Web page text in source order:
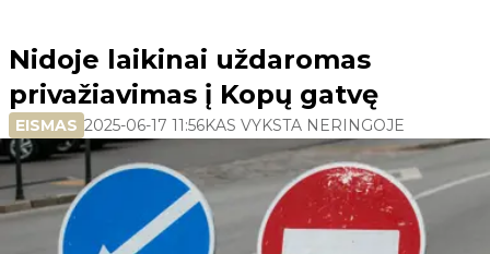
Nidoje laikinai uždaromas
privažiavimas į Kopų gatvę
EISMAS 2025-06-17 11:56KAS VYKSTA NERINGOJE